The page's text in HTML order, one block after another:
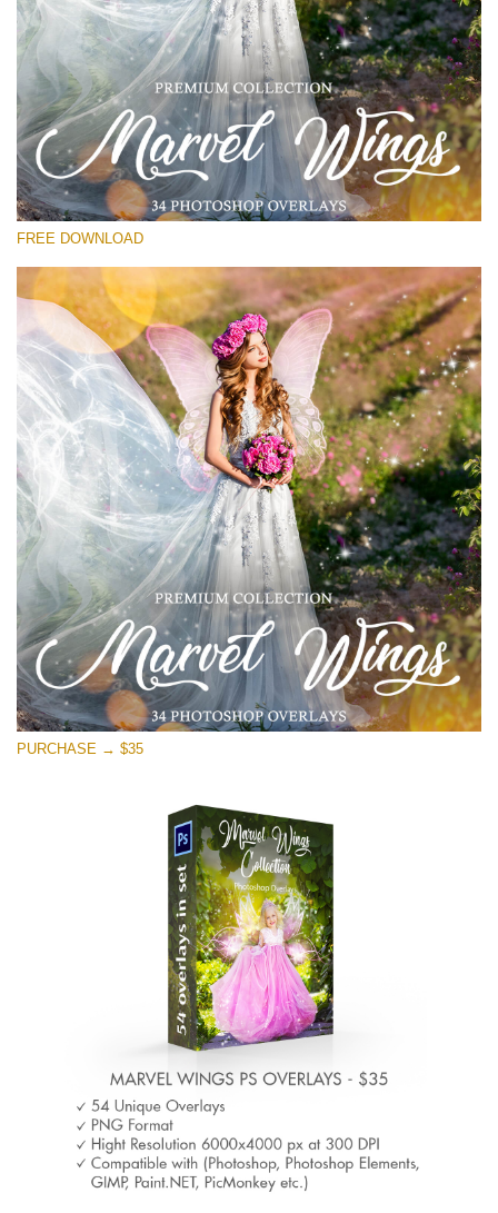
Please select
Free Wings Overlay #16
Small 800*533px
Marvel Wings
(34 Overlays)
Luxury Wedding
(373 Overlays)
Large 6000*4000px
Entire Collection
(1783 Overlays)
Large 6000*4000px
Free download
FREE DOWNLOAD
PURCHASE → $35